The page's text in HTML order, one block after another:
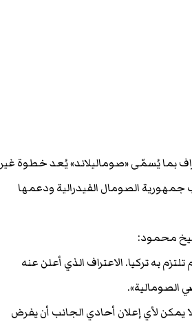
بما يُسمّى «صوماليلاند» يُعد خطوة غير
جمهورية الصومال الفيدرالية ودعمها
محمود:
به تركيا. الاعتراف الذي أعلن عنه
الصومالية».
لأي إعلان أحادي الجانب أن يفرض